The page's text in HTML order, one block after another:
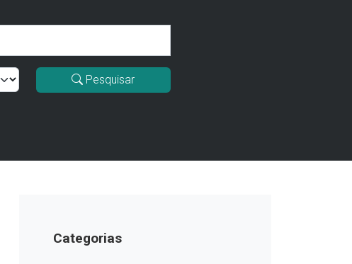
Pesquisar
Categorias